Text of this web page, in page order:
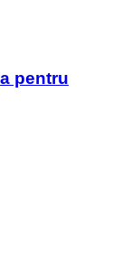
pentru